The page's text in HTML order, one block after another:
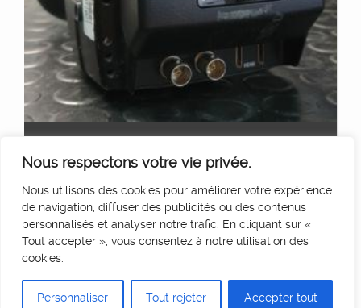
Nous respectons votre vie privée.
Nous utilisons des cookies pour améliorer votre expérience
de navigation, diffuser des publicités ou des contenus
personnalisés et analyser notre trafic. En cliquant sur «
Tout accepter », vous consentez à notre utilisation des
cookies.
Personnaliser Tout rejeter Accepter tout
500€ HT/Jour